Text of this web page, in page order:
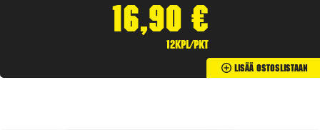
16,90 €
12kpl/pkt
Lisää Ostoslistaan